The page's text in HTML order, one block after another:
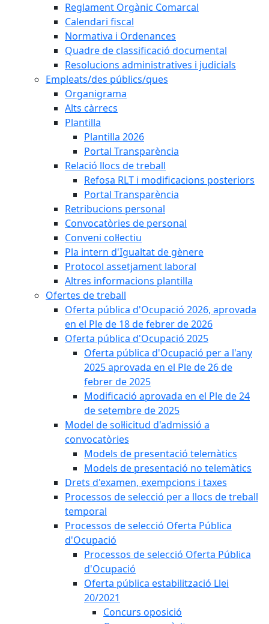
Reglament Orgànic Comarcal
Calendari fiscal
Normativa i Ordenances
Quadre de classificació documental
Resolucions administratives i judicials
Empleats/des públics/ques
Organigrama
Alts càrrecs
Plantilla
Plantilla 2026
Portal Transparència
Relació llocs de treball
Refosa RLT i modificacions posteriors
Portal Transparència
Retribucions personal
Convocatòries de personal
Conveni col·lectiu
Pla intern d'Igualtat de gènere
Protocol assetjament laboral
Altres informacions plantilla
Ofertes de treball
Oferta pública d'Ocupació 2026, aprovada
en el Ple de 18 de febrer de 2026
Oferta pública d'Ocupació 2025
Oferta pública d'Ocupació per a l'any
2025 aprovada en el Ple de 26 de
febrer de 2025
Modificació aprovada en el Ple de 24
de setembre de 2025
Model de sol·licitud d'admissió a
convocatòries
Models de presentació telemàtics
Models de presentació no telemàtics
Drets d'examen, exempcions i taxes
Processos de selecció per a llocs de treball
temporal
Processos de selecció Oferta Pública
d'Ocupació
Processos de selecció Oferta Pública
d'Ocupació
Oferta pública estabilització Llei
20/2021
Concurs oposició